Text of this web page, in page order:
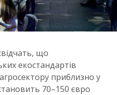
що
екостандартів
приблизно у
70–150 євро